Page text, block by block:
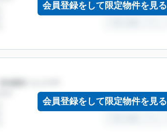
会員登録をして限定物件を見る
会員登録をして限定物件を見る